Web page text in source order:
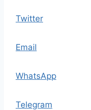
Twitter
Email
WhatsApp
Telegram